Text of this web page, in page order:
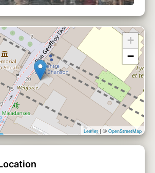
bougies, danse, flow
chants, retrouvons-nous
ce JEUDI 22
la danse autour de Tikki
cette simplicité
s enracine en nous* i keep
steady in my joy to believe
my soul & my spirit***
à 22:00 Noces avec ALEX
+
−
Leaflet | © OpenStreetMap